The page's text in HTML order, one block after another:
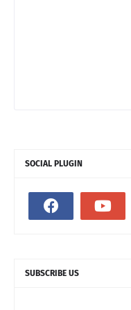
SOCIAL PLUGIN
SUBSCRIBE US